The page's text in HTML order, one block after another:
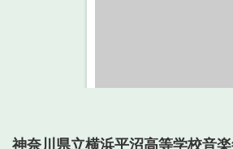
・ フロアマップ
神奈川県立横浜平沼高等学校音